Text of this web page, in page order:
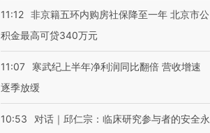
11:12 非京籍五环内购房社保降至一年 北京市公
积金最高可贷340万元
11:07
寒武纪上半年净利润同比翻倍 营收增速
逐季放缓
10:53
对话｜邱仁宗：临床研究参与者的安全永